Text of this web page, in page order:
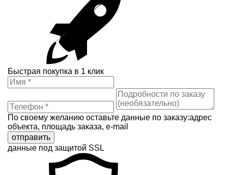
Быстрая покупка в 1 клик
По своему желанию оставьте данные по заказу:адрес
объекта, площадь заказа, e-mail
отправить
данные под защитой SSL